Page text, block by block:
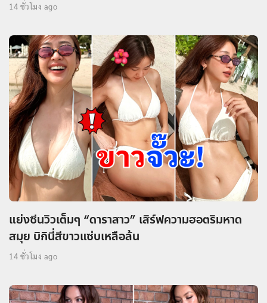
14 ชั่วโมง ago
แย่งซีนวิวเต็มๆ “ดาราสาว” เสิร์ฟความฮอตริมหาด
สมุย บิกินี่สีขาวแซ่บเหลือล้น
14 ชั่วโมง ago